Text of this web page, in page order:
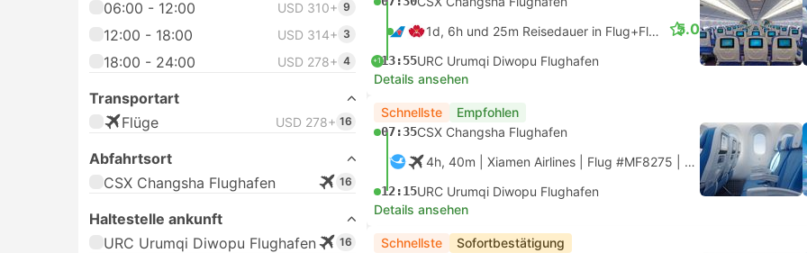
06:00 - 12:00
USD 310+ 9
12:00 - 18:00 USD 314+ 3
18:00 - 24:00 USD 278+ 4
Transportart
Flüge
USD 278+ 16
Abfahrtsort
CSX Changsha Flughafen
16
Haltestelle ankunft
URC Urumqi Diwopu Flughafen
16
1d, 6h und 25m Reisedauer in Flug+Flug.
(1 Stop)
+113:55URC Urumqi Diwopu Flughafen
5.0
Details ansehen
Schnellste Empfohlen
07:35CSX Changsha Flughafen
4h, 40m | Xiamen Airlines Flug #MF8275 Economy
12:15URC Urumqi Diwopu Flughafen
Details ansehen
Schnellste Sofortbestätigung